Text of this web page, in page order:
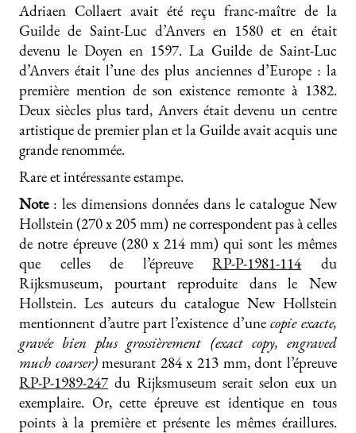
Adriaen Collaert avait été reçu franc-maître de la
Guilde de Saint-Luc d’Anvers en 1580 et en était
devenu le Doyen en 1597. La Guilde de Saint-Luc
d’Anvers était l’une des plus anciennes d’Europe : la
première mention de son existence remonte à 1382.
Deux siècles plus tard, Anvers était devenu un centre
artistique de premier plan et la Guilde avait acquis une
grande renommée.
Rare et intéressante estampe.
Note : les dimensions données dans le catalogue New
Hollstein (270 x 205 mm) ne correspondent pas à celles
de notre épreuve (280 x 214 mm) qui sont les mêmes
que celles de l’épreuveRP-P-1981-114 du
Rijksmuseum, pourtant reproduite dans le New
Hollstein. Les auteurs du catalogue New Hollstein
mentionnent d’autre part l’existence d’unecopie exacte,
gravée bien plus grossièrement (exact copy, engraved
much coarser)mesurant 284 x 213 mm, dont l’épreuve
RP-P-1989-247 du Rijksmuseum serait selon eux un
exemplaire. Or, cette épreuve est identique en tous
points à la première et présente les mêmes éraillures.